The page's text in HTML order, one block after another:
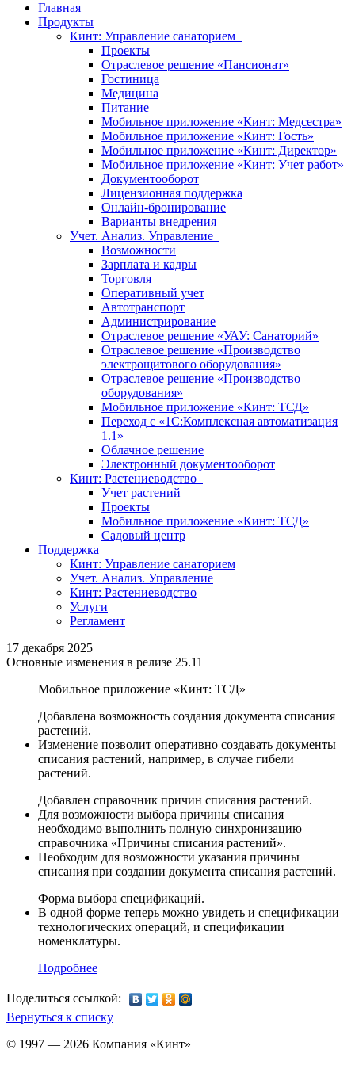
Главная
Продукты
Кинт: Управление санаторием
Проекты
Отраслевое решение «Пансионат»
Гостиница
Медицина
Питание
Мобильное приложение «Кинт: Медсестра»
Мобильное приложение «Кинт: Гость»
Мобильное приложение «Кинт: Директор»
Мобильное приложение «Кинт: Учет работ»
Документооборот
Лицензионная поддержка
Онлайн-бронирование
Варианты внедрения
Учет. Анализ. Управление
Возможности
Зарплата и кадры
Торговля
Оперативный учет
Автотранспорт
Администрирование
Отраслевое решение «УАУ: Санаторий»
Отраслевое решение «Производство
электрощитового оборудования»
Отраслевое решение «Производство
оборудования»
Мобильное приложение «Кинт: ТСД»
Переход с «1С:Комплексная автоматизация
1.1»
Облачное решение
Электронный документооборот
Кинт: Растениеводство
Учет растений
Проекты
Мобильное приложение «Кинт: ТСД»
Садовый центр
Поддержка
Кинт: Управление санаторием
Учет. Анализ. Управление
Кинт: Растениеводство
Услуги
Регламент
17 декабря 2025
Основные изменения в релизе 25.11
Мобильное приложение «Кинт: ТСД»
Добавлена возможность создания документа списания
растений.
Изменение позволит оперативно создавать документы
списания растений, например, в случае гибели
растений.
Добавлен справочник причин списания растений.
Для возможности выбора причины списания
необходимо выполнить полную синхронизацию
справочника «Причины списания растений».
Необходим для возможности указания причины
списания при создании документа списания растений.
Форма выбора спецификаций.
В одной форме теперь можно увидеть и спецификации
технологических операций, и спецификации
номенклатуры.
Подробнее
Поделиться ссылкой:
Вернуться к списку
© 1997 — 2026 Компания «Кинт»